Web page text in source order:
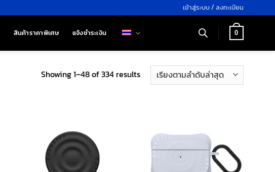
เข้าสู่ระบบ / ลงทะเบียน
สินค้าราคาพิเศษ แจ้งชำระเงิน 0
Showing 1–48 of 334 resultsSorted